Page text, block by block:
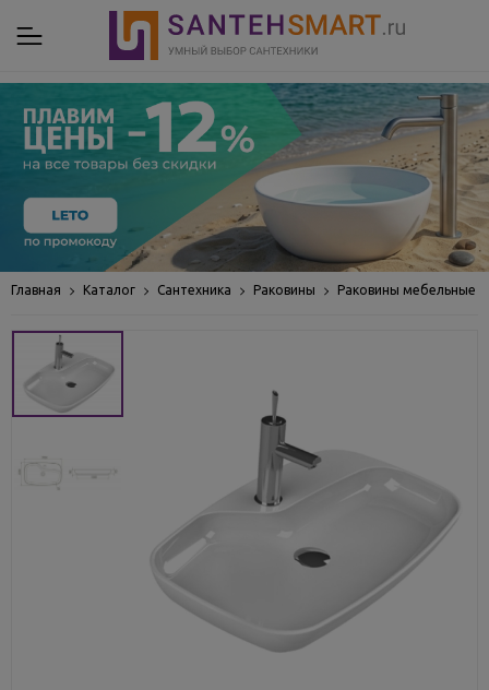
Главная Каталог Сантехника Раковины Раковины мебельные